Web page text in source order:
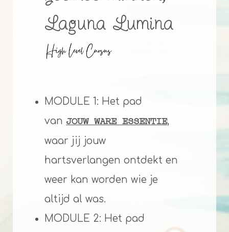
Laguna Lumina
MODULE 1: Het pad
van JOUW WARE ESSENTIE,
waar jij jouw
hartsverlangen ontdekt en
weer kan worden wie je
altijd al was.
MODULE 2: Het pad